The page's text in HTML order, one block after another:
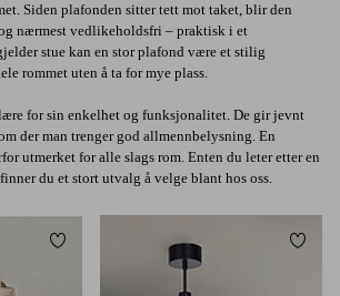
Siden plafonden sitter tett mot taket, blir den
nærmest vedlikeholdsfri – praktisk i et
stue kan en stor plafond være et stilig
rommet uten å ta for mye plass.
for sin enkelhet og funksjonalitet. De gir jevnt
der man trenger god allmennbelysning. En
utmerket for alle slags rom. Enten du leter etter en
du et stort utvalg å velge blant hos oss.
Legg til favoritter